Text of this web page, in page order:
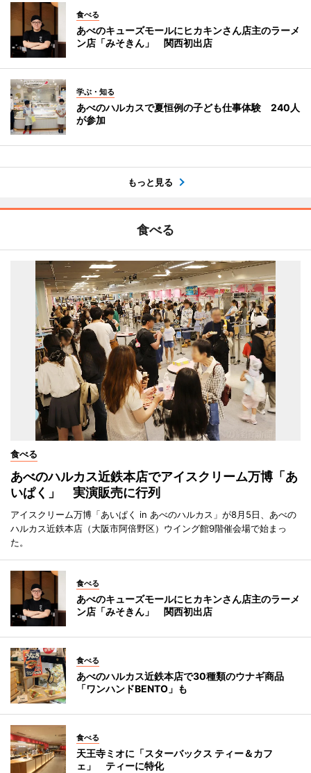
食べる
あべのキューズモールにヒカキンさん店主のラーメ
ン店「みそきん」 関西初出店
学ぶ・知る
あべのハルカスで夏恒例の子ども仕事体験 240人
が参加
もっと見る
食べる
食べる
あべのハルカス近鉄本店でアイスクリーム万博「あ
いぱく」 実演販売に行列
アイスクリーム万博「あいぱく in あべのハルカス」が8月5日、あべの
ハルカス近鉄本店（大阪市阿倍野区）ウイング館9階催会場で始まっ
た。
食べる
あべのキューズモールにヒカキンさん店主のラーメ
ン店「みそきん」 関西初出店
食べる
あべのハルカス近鉄本店で30種類のウナギ商品
「ワンハンドBENTO」も
食べる
天王寺ミオに「スターバックス ティー＆カフ
ェ」 ティーに特化